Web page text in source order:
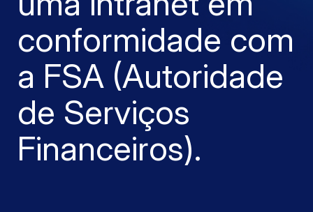
conformidade com
a FSA (Autoridade
de Serviços
Financeiros).